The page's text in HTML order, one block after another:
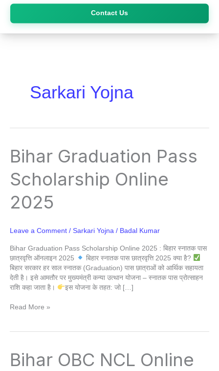
Contact Us
Skip
content
Sarkari Yojna
Bihar Graduation Pass
Scholarship Online
2025
Leave a Comment / Sarkari Yojna / Badal Kumar
Bihar Graduation Pass Scholarship Online 2025 : बिहार स्नातक पास
छात्रवृत्ति ऑनलाइन 2025
बिहार स्नातक पास छात्रवृत्ति 2025 क्या है?
बिहार सरकार हर साल स्नातक (Graduation) पास छात्राओं को आर्थिक सहायता
देती है। इसे आमतौर पर मुख्यमंत्री कन्या उत्थान योजना – स्नातक पास प्रोत्साहन
राशि कहा जाता है।
इस योजना के तहत: जो […]
Bihar
Graduation
Scholarship
2025
Read More »
Bihar OBC NCL Online
Bihar
OBC